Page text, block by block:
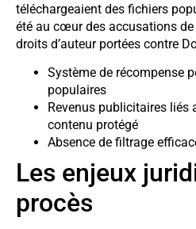
téléchargeaient des fichiers
été au cœur des accusations
droits d’auteur portées contre
Système de récompense
populaires
Revenus publicitaires liés
contenu protégé
Absence de filtrage
Les enjeux
procès